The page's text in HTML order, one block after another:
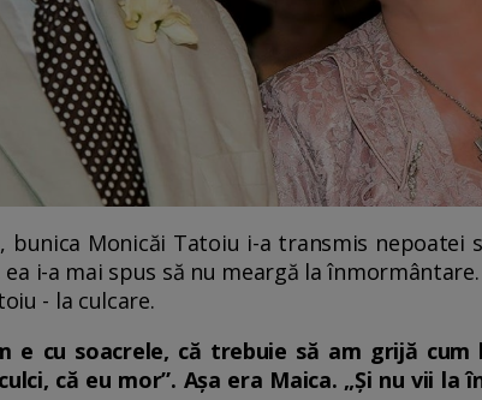
Monicăi Tatoiu i-a transmis nepoatei
i-a mai spus să nu meargă la
- la culcare.
e cu soacrele, că trebuie să am grijă
că eu mor”. Așa era Maica. „Și nu vii la